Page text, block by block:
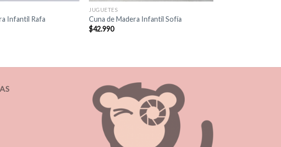
Infantil Rafa
JUGUETES
Cuna de Madera Infantil Sofía
$42.990